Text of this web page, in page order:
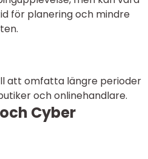
för planering och mindre
att omfatta längre perioder
och onlinehandlare.
Cyber